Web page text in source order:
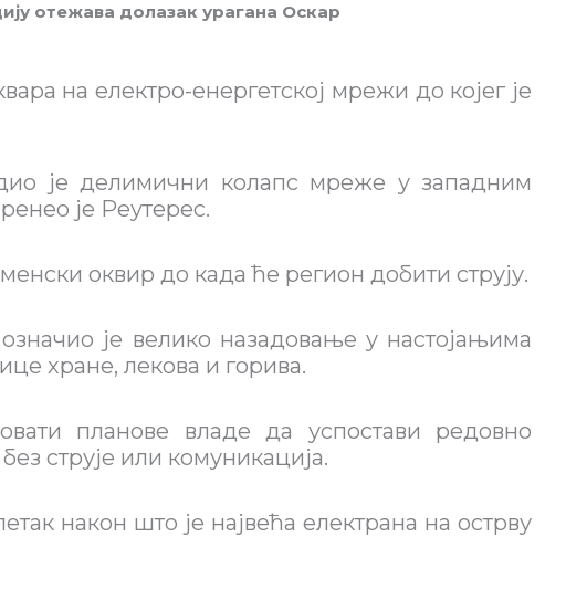
отежава долазак урагана Оскар
на електро-енергетској мрежи до којег је
је делимични колапс мреже у западним
је Реутерес.
оквир до када ће регион добити струју.
је велико назадовање у настојањима
хране, лекова и горива.
планове владе да успостави редовно
струје или комуникација.
након што је највећа електрана на острву